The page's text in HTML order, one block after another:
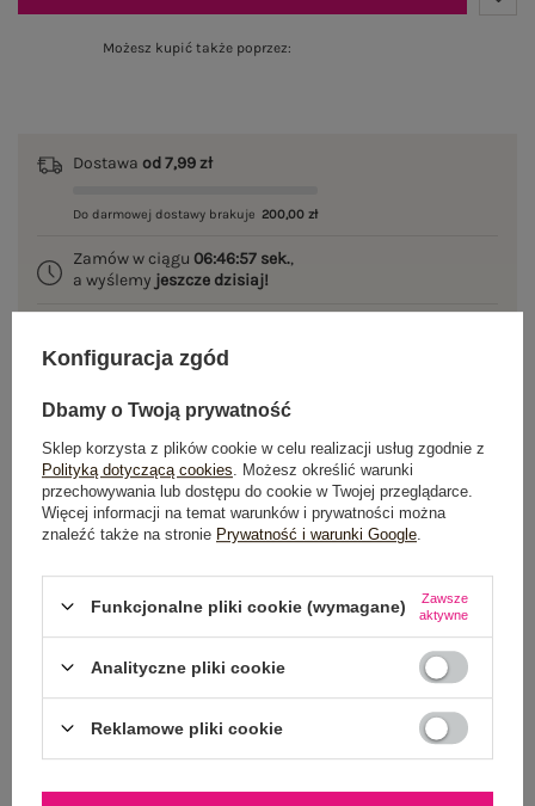
Możesz kupić także poprzez:
Dostawa od 7,99 zł
Do darmowej dostawy brakuje 200,00 zł
Zamów w ciągu 06:46:57 sek.,
a wyślemy jeszcze dzisiaj!
GŁÓWNE PARAMETRY
WYSYŁKA I DOSTAWA
ZWROTY I REKLAMACJE
Konfiguracja zgód
Dbamy o Twoją prywatność
Sklep korzysta z plików cookie w celu realizacji usług zgodnie z
Polityką dotyczącą cookies . Możesz określić warunki
przechowywania lub dostępu do cookie w Twojej przeglądarce.
Więcej informacji na temat warunków i prywatności można
znaleźć także na stronie Prywatność i warunki Google
Funkcjonalne pliki cookie (wymagane)
Zawsze
aktywne
Analityczne pliki cookie
Reklamowe pliki cookie